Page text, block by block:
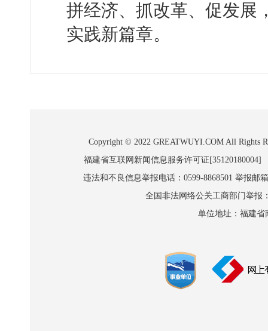
拼经济、抓改革、促发展
实践新篇章。
Copyright © 2022 GREATWUYI.COM All Rights
福建省互联网新闻信息服务许可证
违法和不良信息举报电话：0599-8868501 举报邮
全国非法网络公关工商部门举报
单位地址：福建省